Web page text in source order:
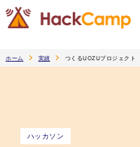
ホーム 実績 つくるUOZUプロジェクト
ハッカソン